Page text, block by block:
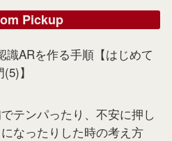
Pickup
識ARを作る手順【はじめて
】
テンパったり、不安に押し
なったりした時の考え方